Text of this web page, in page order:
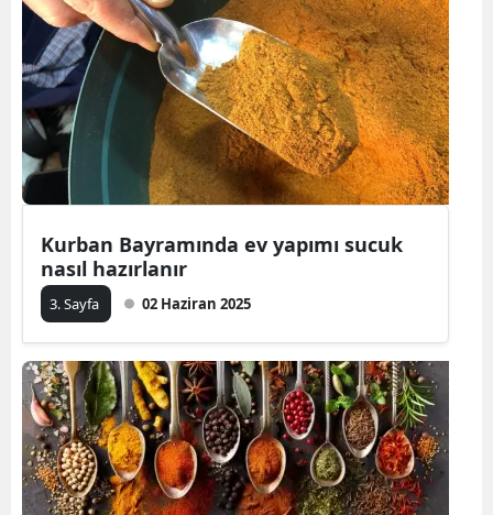
Kurban Bayramında ev yapımı sucuk
nasıl hazırlanır
3. Sayfa 02 Haziran 2025